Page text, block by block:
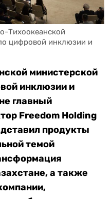
Тихоокеанской
цифровой инклюзии и
министерской
инклюзии и
главный
Freedom Holding
продукты
темой
а также